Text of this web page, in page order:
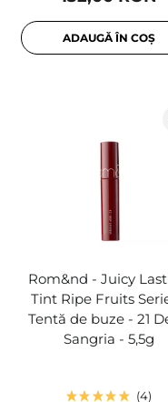
ADAUGĂ ÎN COȘ
Rom&nd - Juicy
Tint Ripe Fruits
Tentă de buze - 21
Sangria - 5,5g
4